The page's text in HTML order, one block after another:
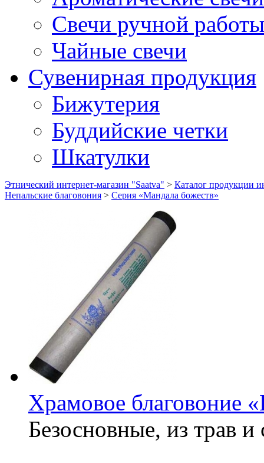
Свечи ручной работы
Чайные свечи
Сувенирная продукция
Бижутерия
Буддийские четки
Шкатулки
Этнический интернет-магазин "Saatva" > Каталог продукции
Непальские благовония > Серия «Мандала божеств»
Храмовое благовоние
Безосновные, из трав и